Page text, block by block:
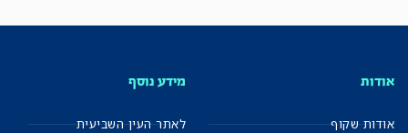
אודות
אודות שקוף
מידע נוסף
לאתר העין השביעית